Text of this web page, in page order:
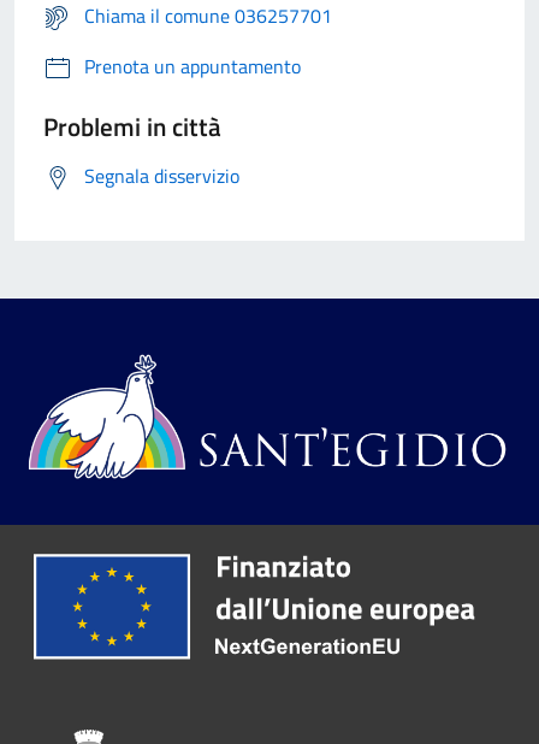
Chiama il comune 036257701
Prenota un appuntamento
Problemi in città
Segnala disservizio